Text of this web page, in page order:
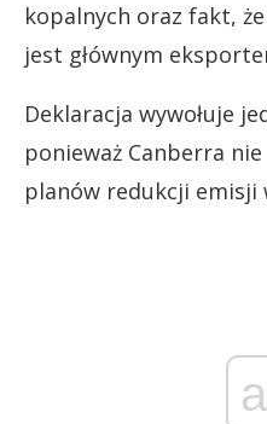
kopalnych oraz fakt,
jest głównym
Deklaracja wywołuje
ponieważ Canberra
planów redukcji emisji